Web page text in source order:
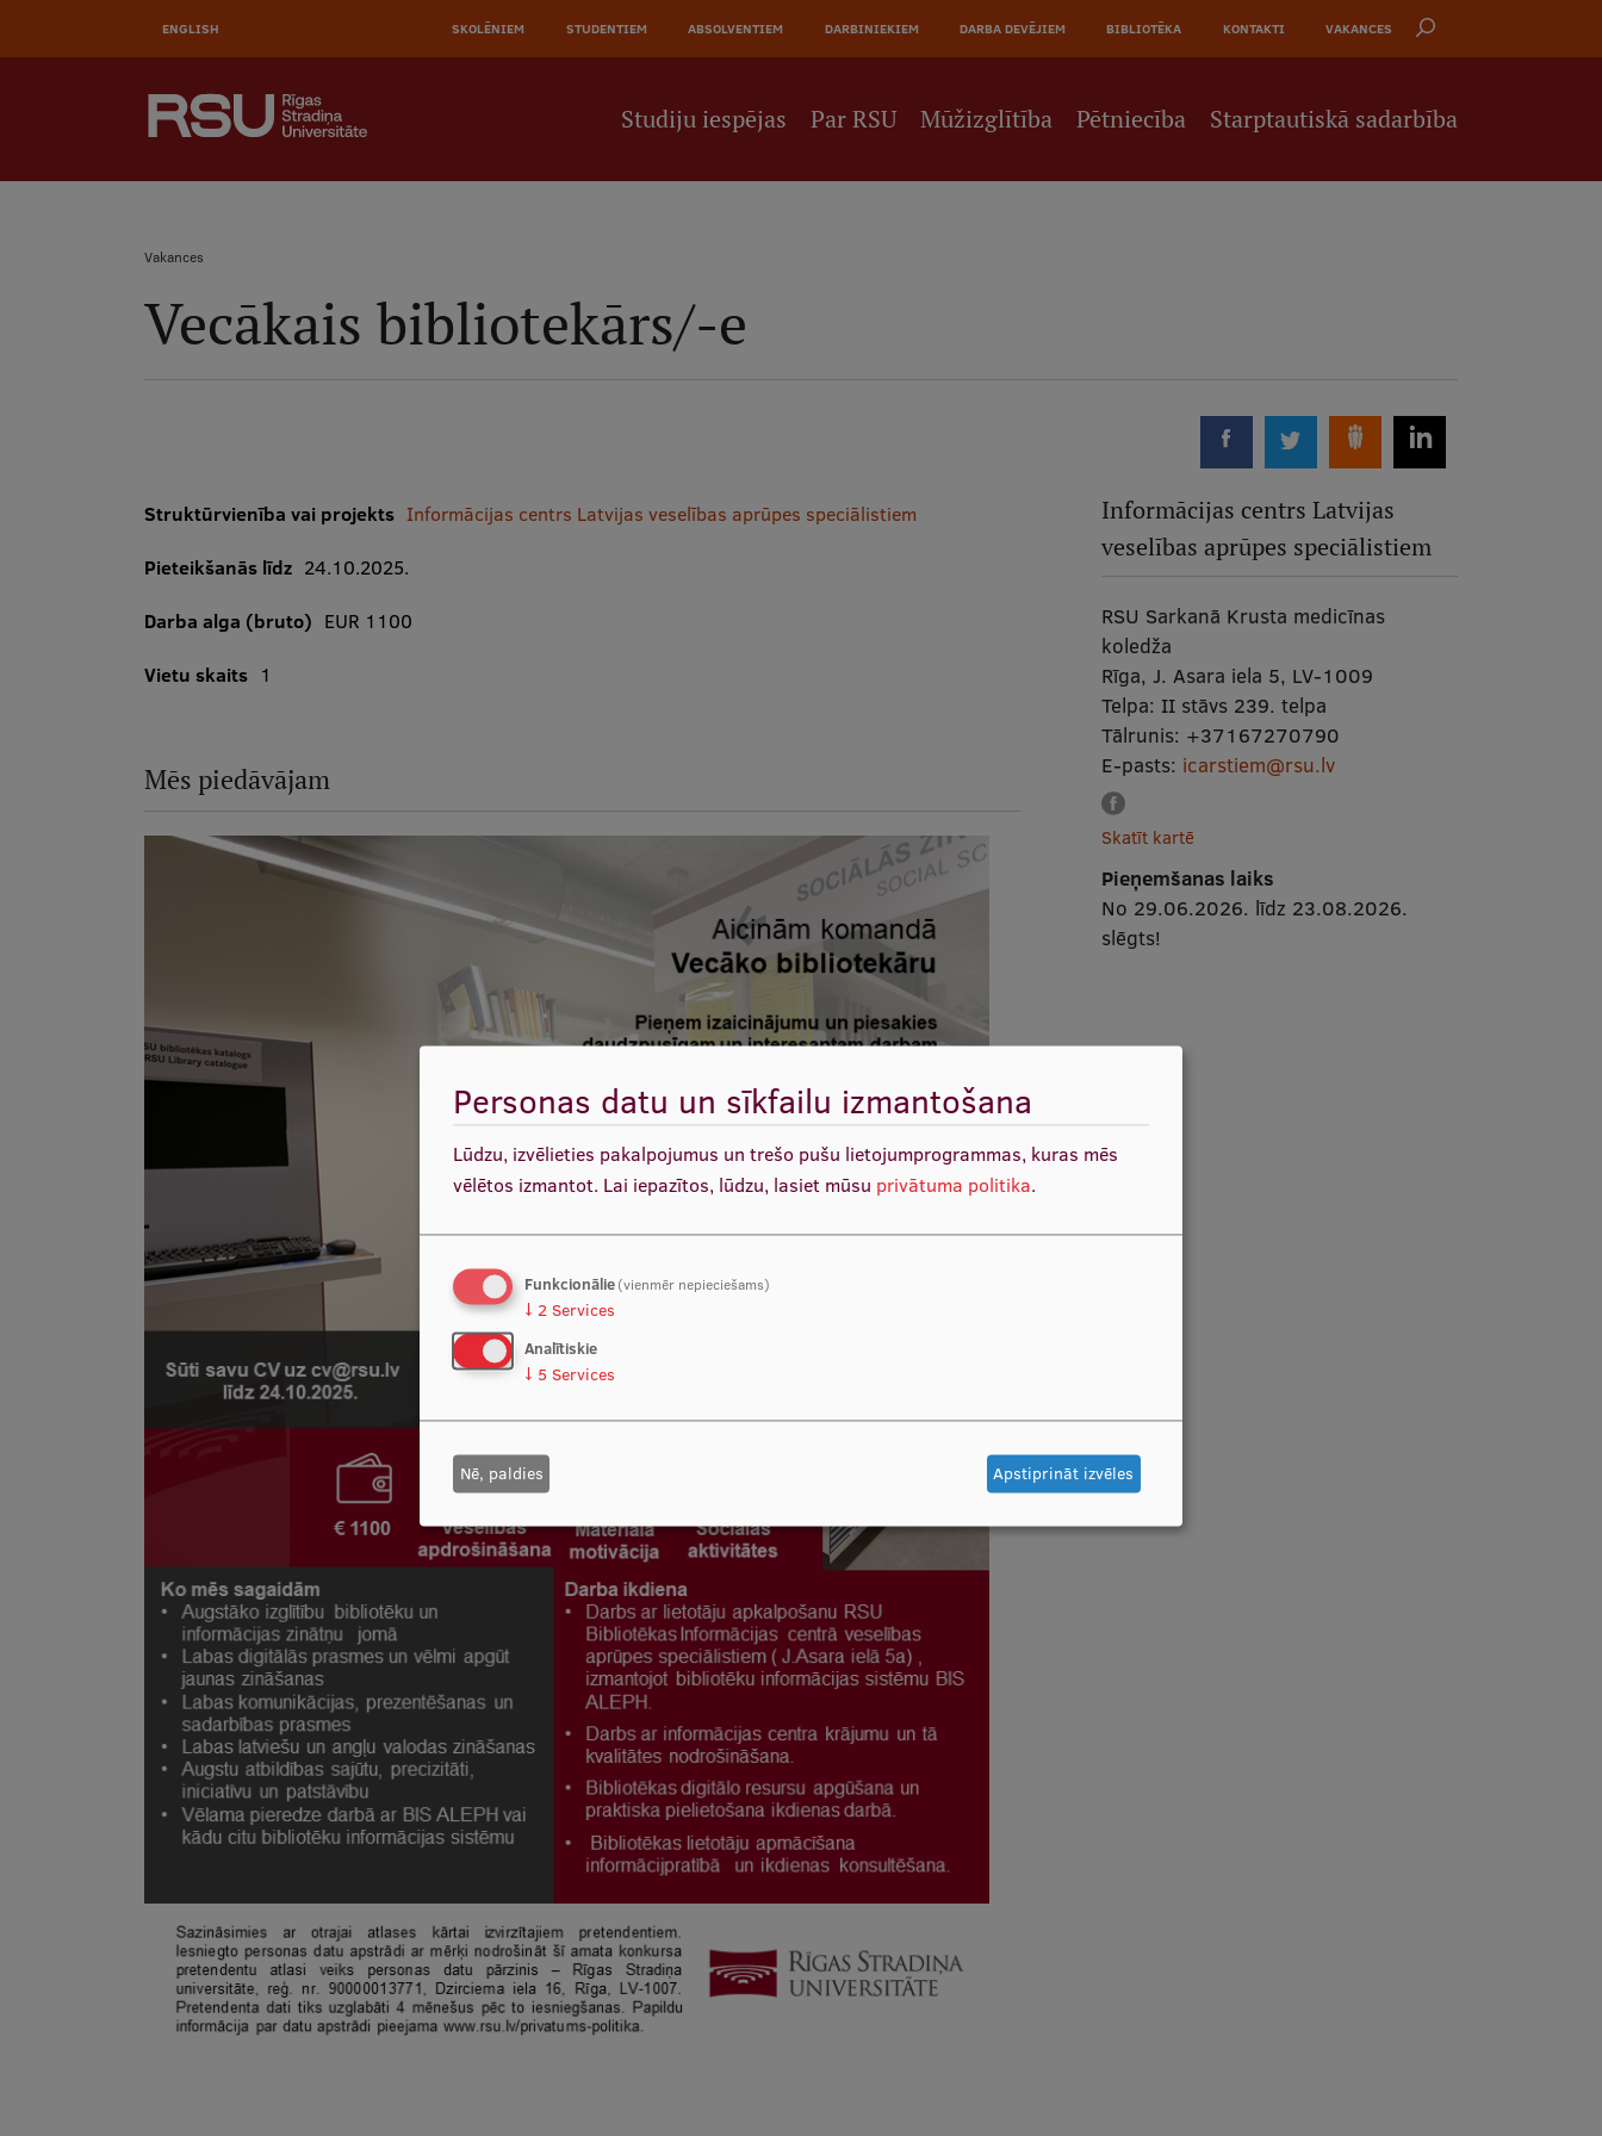
ENGLISH SKOLĒNIEM STUDENTIEM ABSOLVENTIEM DARBINIEKIEM DARBA DEVĒJIEM BIBLIOTĒKA KONTAKTI VAKANCES
Galvenā
Studiju iespējas Par RSU Mūžizglītība Pētniecība Starptautiskā sadarbība
Atpakaļceļš
Vakances
Vecākais bibliotekārs/-e
Struktūrvienība vai projekts Informācijas centrs Latvijas veselības aprūpes speciālistiem
Pieteikšanās līdz 24.10.2025.
Darba alga (bruto) EUR 1100
Vietu skaits 1
Mēs piedāvājam
Informācijas centrs Latvijas
veselības aprūpes speciālistiem
RSU Sarkanā Krusta medicīnas
koledža
Rīga, J. Asara iela 5, LV-1009
Telpa: II stāvs 239. telpa
Tālrunis: +37167270790
E-pasts: icarstiem@rsu.lv
Skatīt kartē
Pieņemšanas laiks
No 29.06.2026. līdz 23.08.2026.
slēgts!
Personas datu un sīkfailu izmantošana
Lūdzu, izvēlieties pakalpojumus un trešo pušu lietojumprogrammas, kuras mēs
vēlētos izmantot. Lai iepazītos, lūdzu, lasiet mūsu privātuma politika.
Funkcionālie(vienmēr nepieciešams)
↓ 2 Services
Analītiskie
↓ 5 Services
Nē, paldies Apstiprināt izvēles